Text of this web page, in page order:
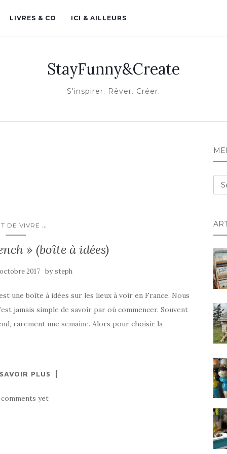
LIVRES & CO ICI & AILLEURS
StayFunny&Create
S'inspirer. Rêver. Créer.
DE VIVRE ...
» (boîte à idées)
2017 bysteph
une boîte à idées sur les lieux à voir en France. Nous
jamais simple de savoir par où commencer. Souvent
rarement une semaine. Alors pour choisir la
PLUS
yet